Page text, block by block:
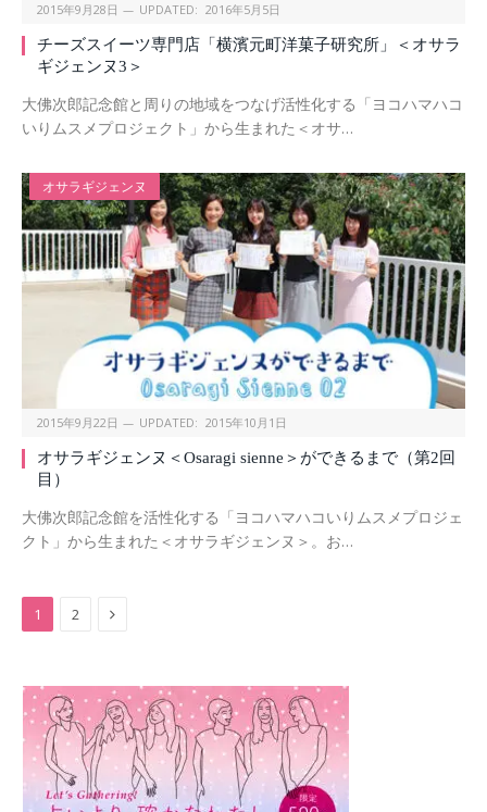
2015年9月28日 UPDATED: 2016年5月5日
チーズスイーツ専門店「横濱元町洋菓子研究所」＜オサラ
ギジェンヌ3＞
大佛次郎記念館と周りの地域をつなげ活性化する「ヨコハマハコ
いりムスメプロジェクト」から生まれた＜オサ…
オサラギジェンヌ
2015年9月22日 UPDATED: 2015年10月1日
オサラギジェンヌ＜Osaragi sienne＞ができるまで（第2回
目）
大佛次郎記念館を活性化する「ヨコハマハコいりムスメプロジェ
クト」から生まれた＜オサラギジェンヌ＞。お…
1 2 Next